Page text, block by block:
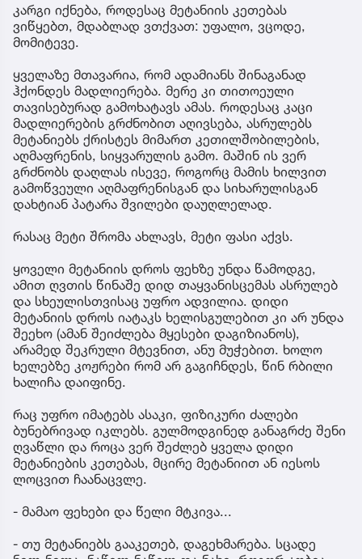
კარგი იქნება, როდესაც მეტანიის კეთებას
ვიწყებთ, მდაბლად ვთქვათ: უფალო, ვცოდე,
მომიტევე.
ყველაზე მთავარია, რომ ადამიანს შინაგანად
ჰქონდეს მადლიერება. მერე კი თითოეული
თავისებურად გამოხატავს ამას. როდესაც კაცი
მადლიერების გრძნობით აღივსება, ასრულებს
მეტანიებს ქრისტეს მიმართ კეთილშობილების,
აღმაფრენის, სიყვარულის გამო. მაშინ ის ვერ
გრძნობს დაღლას ისევე, როგორც მამის ხილვით
გამოწვეული აღმაფრენისგან და სიხარულისგან
დახტიან პატარა შვილები დაუღლელად.
რასაც მეტი შრომა ახლავს, მეტი ფასი აქვს.
ყოველი მეტანიის დროს ფეხზე უნდა წამოდგე,
ამით ღვთის წინაშე დიდ თაყვანისცემას ასრულებ
და სხეულისთვისაც უფრო ადვილია. დიდი
მეტანიის დროს იატაკს ხელისგულებით კი არ უნდა
შეეხო (ამან შეიძლება მყესები დაგიზიანოს),
არამედ შეკრული მტევნით, ანუ მუჭებით. ხოლო
ხელებზე კოჟრები რომ არ გაგიჩნდეს, წინ რბილი
ხალიჩა დაიფინე.
რაც უფრო იმატებს ასაკი, ფიზიკური ძალები
ბუნებრივად იკლებს. გულმოდგინედ განაგრძე შენი
ღვაწლი და როცა ვერ შეძლებ ყველა დიდი
მეტანიების კეთებას, მცირე მეტანიით ან იესოს
ლოცვით ჩაანაცვლე.
- მამაო ფეხები და წელი მტკივა...
- თუ მეტანიებს გააკეთებ, დაგეხმარება. სცადე